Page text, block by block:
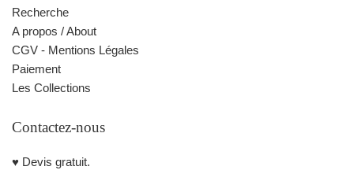
Recherche
A propos / About
CGV - Mentions Légales
Paiement
Les Collections
Contactez-nous
♥️ Devis gratuit.